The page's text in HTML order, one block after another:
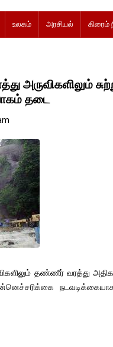
உலகம் அரசியல் கிரைம்
அருவிகளிலும்
தடை
தண்ணீர் வரத்து